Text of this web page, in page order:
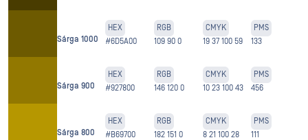
Sárga 1000
HEX
#6D5A00
RGB
109 90 0
CMYK
19 37 100 59
PMS
133
Sárga 900
HEX
#927800
RGB
146 120 0
CMYK
10 23 100 43
PMS
456
Sárga 800
HEX
#B69700
RGB
182 151 0
CMYK
8 21 100 28
PMS
111